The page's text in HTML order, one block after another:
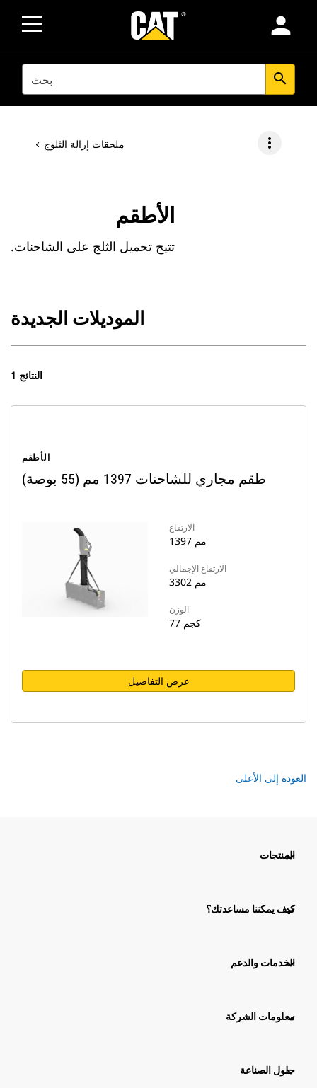
person
SEARCH search
ملحقات إزالة الثلوج more_vert
الأطقم
تتيح تحميل الثلج على الشاحنات.
الموديلات الجديدة
1 النتائج
الأطقم
طقم مجاري للشاحنات 1397 مم (55 بوصة)
الارتفاع
1397 مم
الارتفاع الإجمالي
3302 مم
الوزن
77 كجم
عرض التفاصيل
العودة إلى الأعلى
المنتجات
كيف يمكننا مساعدتك؟
الخدمات والدعم
معلومات الشركة
حلول الصناعة